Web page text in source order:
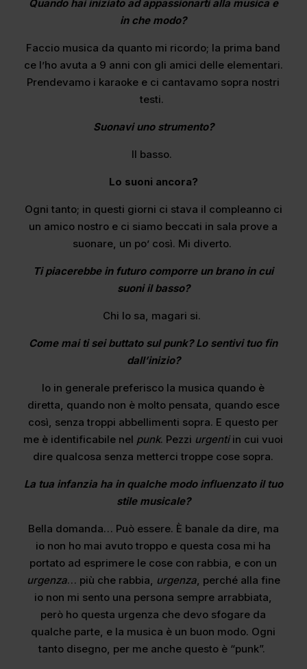
Quando hai iniziato ad appassionarti alla musica e
in che modo?
Faccio musica da quanto mi ricordo; la prima band
ce l’ho avuta a 9 anni con gli amici delle elementari.
Prendevamo i karaoke e ci cantavamo sopra nostri
testi.
Suonavi uno strumento?
Il basso.
Lo suoni ancora?
Ogni tanto; in questi giorni ci stava il compleanno ci
un amico nostro e ci siamo beccati in sala prove a
suonare, un po’ così. Mi diverto.
Ti piacerebbe in futuro comporre un brano in cui
suoni il basso?
Chi lo sa, magari si.
Come mai ti sei buttato sul punk? Lo sentivi tuo fin
dall’inizio?
Io in generale preferisco la musica quando è
diretta, quando non è molto pensata, quando esce
così, senza troppi abbellimenti sopra. E questo per
me è identificabile nel punk. Pezzi urgentiin cui vuoi
dire qualcosa senza metterci troppe cose sopra.
La tua infanzia ha in qualche modo influenzato il tuo
stile musicale?
Bella domanda… Può essere. È banale da dire, ma
io non ho mai avuto troppo e questa cosa mi ha
portato ad esprimere le cose con rabbia, e con un
urgenza… più che rabbia, urgenza, perché alla fine
io non mi sento una persona sempre arrabbiata,
però ho questa urgenza che devo sfogare da
qualche parte, e la musica è un buon modo. Ogni
tanto disegno, per me anche questo è “punk”.